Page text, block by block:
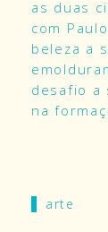
as duas
com
beleza a
desafio a
na
arte